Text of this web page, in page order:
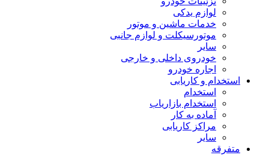
لوازم یدکی
خدمات ماشین و موتور
موتورسیکلت و لوازم جانبی
سایر
خودروی داخلی و خارجی
اجاره خودرو
استخدام و کاریابی
استخدام
استخدام بازاریاب
آماده به کار
مراکز کاریابی
سایر
متفرقه